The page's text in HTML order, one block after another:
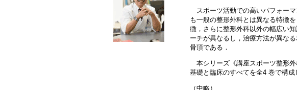
スポーツ活動での高いパフォー
も一般の整形外科とは異なる特徴
徴，さらに整形外科以外の幅広い
ーチが異なるし，治療方法が異な
骨頂である．
本シリーズ《講座スポーツ整形
基礎と臨床のすべてを全4 巻で構成
（中略）